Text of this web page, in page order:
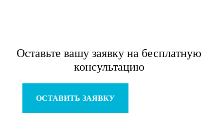
Оставьте вашу заявку на бесплатную
консультацию
ОСТАВИТЬ ЗАЯВКУ